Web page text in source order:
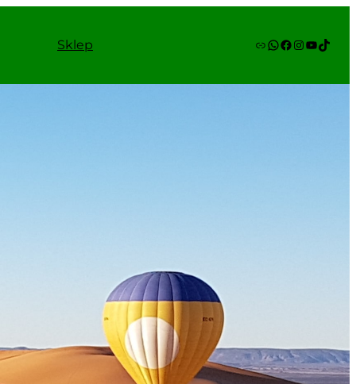
Sklep Link WhatsApp Facebook InstagramYouTube TikTok